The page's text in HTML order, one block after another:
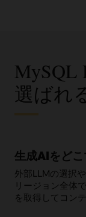
ャ
ー
ニ
ー
速
MySQL
選ばれ
生成AIをど
外部LLMの選択
リージョン全体
を取得してコン